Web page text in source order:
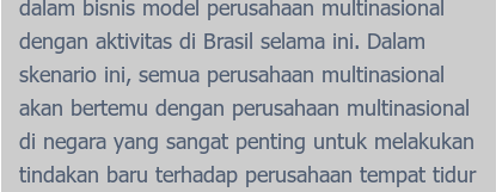
dalam bisnis model perusahaan multinasional
dengan aktivitas di Brasil selama ini. Dalam
skenario ini, semua perusahaan multinasional
akan bertemu dengan perusahaan multinasional
di negara yang sangat penting untuk melakukan
tindakan baru terhadap perusahaan tempat tidur